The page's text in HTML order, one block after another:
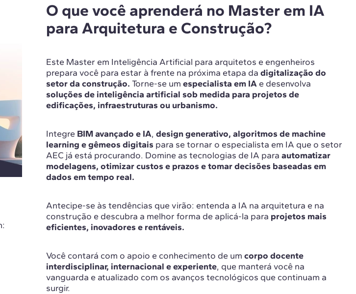
O que você aprenderá no Master em IA
para Arquitetura e Construção?
Este Master em Inteligência Artificial para arquitetos e engenheiros
prepara você para estar à frente na próxima etapa da digitalização do
setor da construção. Torne-se um especialista em IA e desenvolva
soluções de inteligência artificial sob medida para projetos de
edificações, infraestruturas ou urbanismo.
Integre BIM avançado e IA, design generativo, algoritmos de machine
learning e gêmeos digitais para se tornar o especialista em IA que o setor
AEC já está procurando. Domine as tecnologias de IA para automatizar
modelagens, otimizar custos e prazos e tomar decisões baseadas em
dados em tempo real.
Antecipe-se às tendências que virão: entenda a IA na arquitetura e na
construção e descubra a melhor forma de aplicá-la para projetos mais
eficientes, inovadores e rentáveis.
Você contará com o apoio e conhecimento de um corpo docente
interdisciplinar, internacional e experiente, que manterá você na
vanguarda e atualizado com os avanços tecnológicos que continuam a
surgir.